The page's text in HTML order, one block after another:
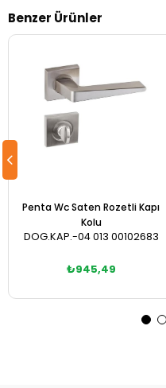
Benzer Ürünler
Penta Wc Saten Rozetli Kapı
Kolu
DOG.KAP.-04 013 00102683
₺945,49